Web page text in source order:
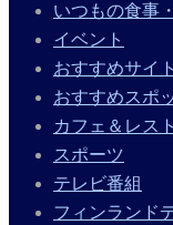
いつもの食事
イベント
おすすめサイト
おすすめスポ
カフェ＆レス
スポーツ
テレビ番組
フィンランド